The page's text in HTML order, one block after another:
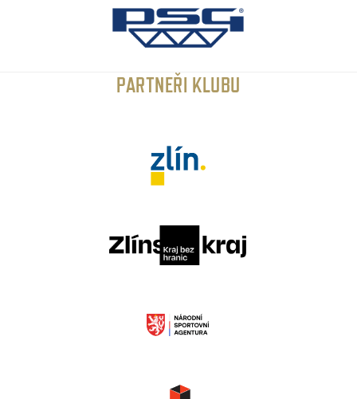
PARTNEŘI KLUBU